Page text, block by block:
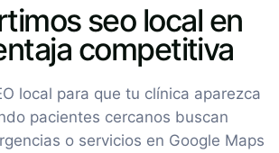
seo local en
competitiva
local para que tu clínica aparezca
pacientes cercanos buscan
o servicios en Google Maps